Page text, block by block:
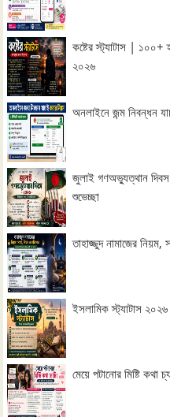
কষ্টের স্ট্যাটাস | ১০০+
২০২৬
অনলাইনে জন্ম নিবন্ধন
জুলাই গণঅভ্যুত্থান দিবস
শুভেচ্ছা
তাহাজ্জুদ নামাজের
ইসলামিক স্ট্যাটাস
মেয়ে পটানোর মিষ্টি কথা